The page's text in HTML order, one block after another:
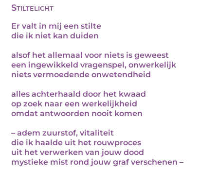
Stiltelicht
Er valt in mij een stilte
die ik niet kan duiden
alsof het allemaal voor niets is geweest
een ingewikkeld vragenspel, onwerkelijk
niets vermoedende onwetendheid
alles achterhaald door het kwaad
op zoek naar een werkelijkheid
omdat antwoorden nooit komen
– adem zuurstof, vitaliteit
die ik haalde uit het rouwproces
uit het verwerken van jouw dood
mystieke mist rond jouw graf verschenen –